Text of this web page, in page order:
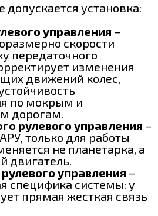
допускается установка:
управления –
скорости
передаточного
изменения
движений колес,
по мокрым и
дорогам.
рулевого управления –
только для работы
не планетарка, а
двигатель.
управления –
специфика системы: у
прямая жесткая связь